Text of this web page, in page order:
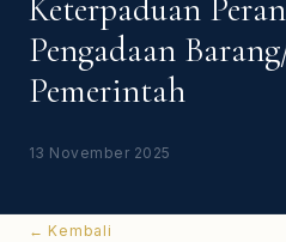
Keterpaduan
Pengadaan
Pemerintah
13 November 2025
← Kembali